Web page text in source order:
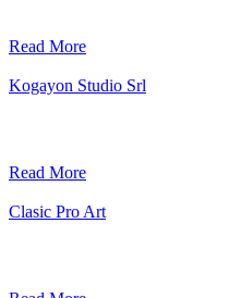
Read More
Kogayon Studio Srl
Read More
Clasic Pro Art